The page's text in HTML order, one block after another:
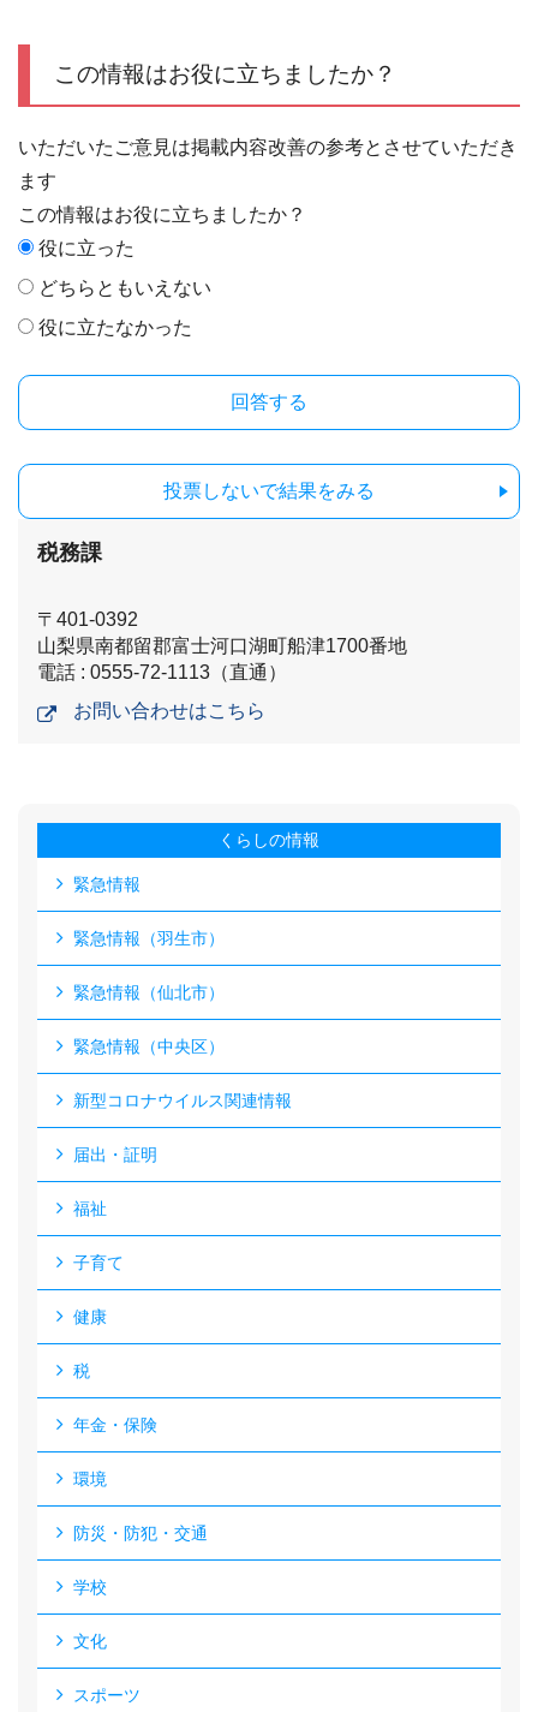
この情報はお役に立ちましたか？
いただいたご意見は掲載内容改善の参考とさせていただき
ます
この情報はお役に立ちましたか？
役に立った
どちらともいえない
役に立たなかった
投票しないで結果をみる
税務課
〒401-0392
山梨県南都留郡富士河口湖町船津1700番地
電話 : 0555-72-1113（直通）
お問い合わせはこちら
くらしの情報
緊急情報
緊急情報（羽生市）
緊急情報（仙北市）
緊急情報（中央区）
新型コロナウイルス関連情報
届出・証明
福祉
子育て
健康
税
年金・保険
環境
防災・防犯・交通
学校
文化
スポーツ